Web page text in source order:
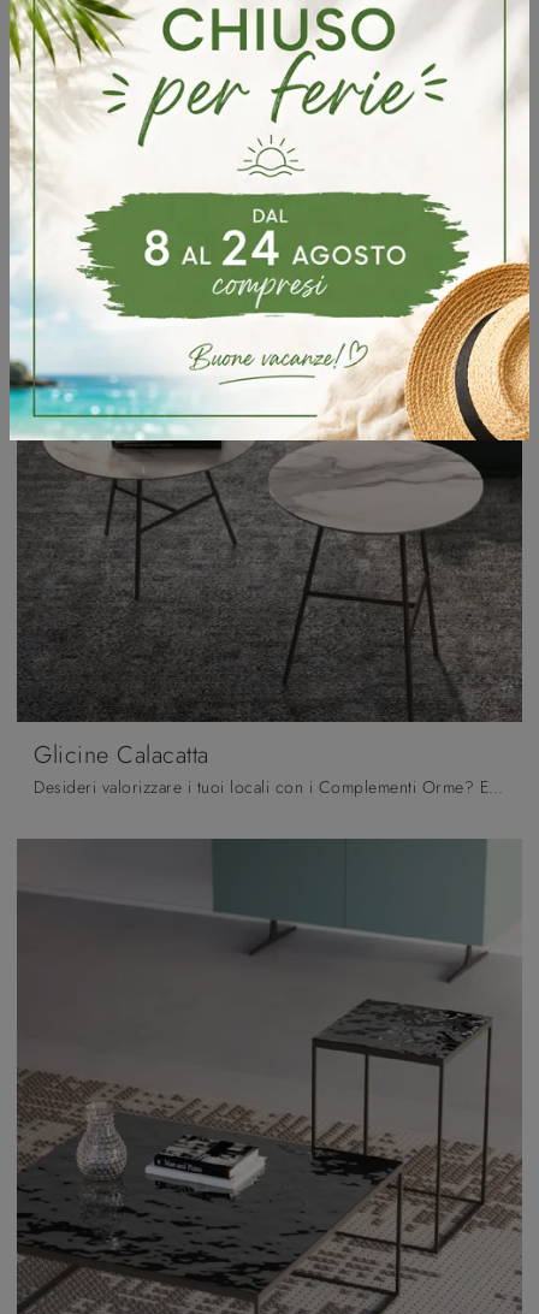
Gelso Prugna
Glicine Calacatta
Desideri valorizzare i tuoi locali con i Complementi Orme? Ecco qui vari modelli di tavolini in vetro come Glicine Calacatta.